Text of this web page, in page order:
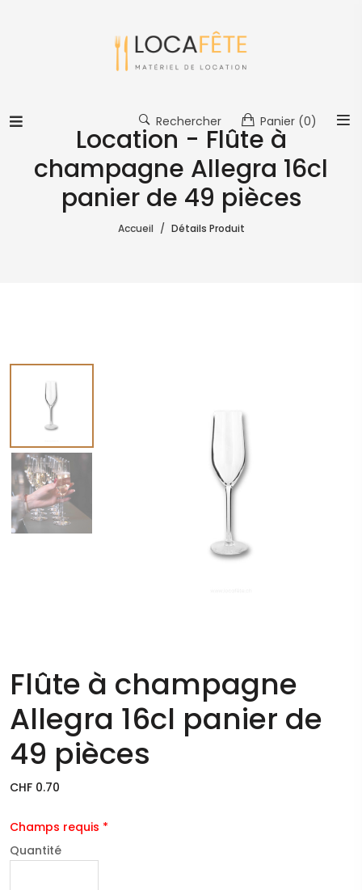
Rechercher Panier (0)
Location - Flûte à
champagne Allegra 16cl
panier de 49 pièces
Accueil Détails Produit
Flûte à champagne
Allegra 16cl panier de
49 pièces
CHF 0.70
Champs requis *
Quantité